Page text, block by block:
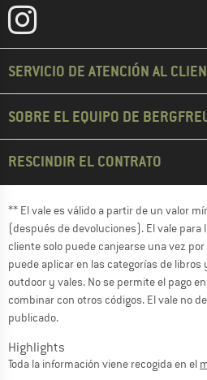
SERVICIO DE ATENCIÓN AL
SOBRE EL EQUIPO DE
RESCINDIR EL CONTRATO
** El vale es válido a partir de un valor
(después de devoluciones). El vale para
cliente solo puede canjearse una vez
puede aplicar en las categorías de
outdoor y vales. No se permite el pago
combinar con otros códigos. El vale no
publicado.
Highlights
Toda la información viene recogida en el